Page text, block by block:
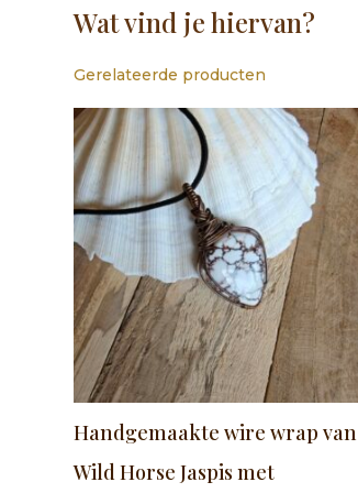
Wat vind je hiervan?
Gerelateerde producten
Handgemaakte wire wrap van
Wild Horse Jaspis met